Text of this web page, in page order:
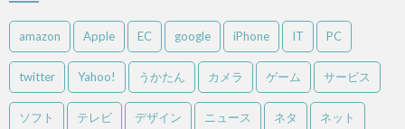
amazon Apple EC google iPhone IT PC
twitter Yahoo! うかたん カメラ ゲーム サービス
ソフト テレビ デザイン ニュース ネタ ネット